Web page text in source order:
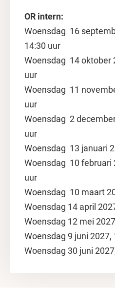
OR intern:
Woensdag 16
14:30 uur
Woensdag 14 oktober
uur
Woensdag 11
uur
Woensdag 2
uur
Woensdag 13 januari
Woensdag 10 februari
uur
Woensdag 10 maart
Woensdag 14 april
Woensdag 12 mei
Woensdag 9 juni 2027,
Woensdag 30 juni